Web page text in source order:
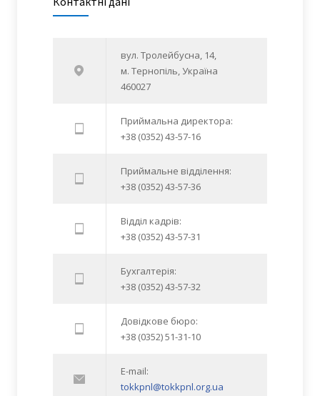
вул. Тролейбусна, 14,
м. Тернопіль, Україна
460027
Приймальна директора:
+38 (0352) 43-57-16
Приймальне відділення:
+38 (0352) 43-57-36
Відділ кадрів:
+38 (0352) 43-57-31
Бухгалтерія:
+38 (0352) 43-57-32
Довідкове бюро:
+38 (0352) 51-31-10
E-mail:
tokkpnl@tokkpnl.org.ua